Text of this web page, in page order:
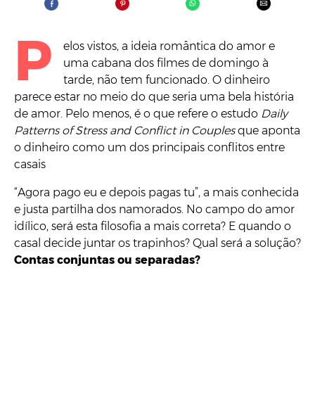
P
elos vistos, a ideia romântica do amor e
uma cabana dos filmes de domingo à
tarde, não tem funcionado. O dinheiro
parece estar no meio do que seria uma bela história
de amor. Pelo menos, é o que refere o estudo Daily
Patterns of Stress and Conflict in Couplesque aponta
o dinheiro como um dos principais conflitos entre
casais
“Agora pago eu e depois pagas tu”, a mais conhecida
e justa partilha dos namorados. No campo do amor
idílico, será esta filosofia a mais correta? E quando o
casal decide juntar os trapinhos? Qual será a solução?
Contas conjuntas ou separadas?